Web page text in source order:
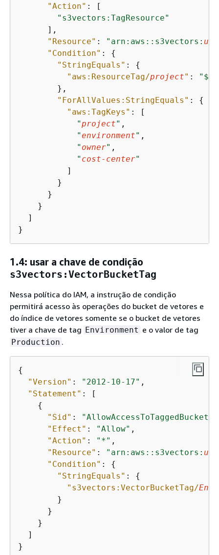
"Action" : [
"s3vectors:TagResource"
      ],
"Resource" : "arn:aws::s3vectors:
"Condition" : {
"StringEquals" : {
"aws:ResourceTag/project" : "$
        },
"ForAllValues:StringEquals" : {
"aws:TagKeys" : [
"project" ,
"environment" ,
" owner" ,
" cost-center"
          ]
        }
      }
    }
  ]
}
1.4: usar a chave de condição
s3vectors:VectorBucketTag
Nessa política do IAM, a instrução de condição
permitirá acesso às operações do bucket de vetores e
do índice de vetores somente se o bucket de vetores
tiver a chave de tag Environment e o valor de tag
Production .
{
"Version" : "2012-10-17" ,
"Statement" : [
{
"Sid" : "AllowAccessToTaggedBucket"
"Effect" : "Allow" ,
"Action" : "*" ,
"Resource" : "arn:aws::s3vectors:
"Condition" : {
"StringEquals" : {
"s3vectors:VectorBucketTag/
        }
      }
    }
  ]
}